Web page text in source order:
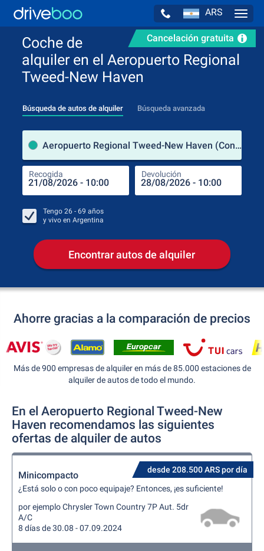
ARS
Cancelación gratuita
Coche de
alquiler en el Aeropuerto Regional
Tweed-New Haven
Búsqueda de autos de alquiler Búsqueda avanzada
Aeropuerto Regional Tweed-New Haven (Connecticut / Estados Unidos de América)
Recogida Devolución
Tengo 26 - 69 años
y vivo en Argentina
Encontrar autos de alquiler
Ahorre gracias a la comparación de precios
Más de 900 empresas de alquiler en más de 85.000 estaciones de
alquiler de autos de todo el mundo.
En el Aeropuerto Regional Tweed-New
Haven recomendamos las siguientes
ofertas de alquiler de autos
desde 208.500 ARS por día
Minicompacto
¿Está solo o con poco equipaje? Entonces, ¡es suficiente!
por ejemplo Chrysler Town Country 7P Aut. 5dr
A/C
8 días de 30.08 - 07.09.2024